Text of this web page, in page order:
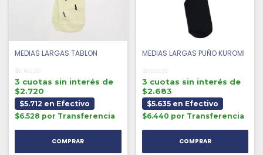
MEDIAS LARGAS TABLON
$8.160,00
3 cuotas sin interés de
$2.720
$5.712 en Efectivo
$6.528 por Transferencia
MEDIAS LARGAS PUÑO KUROMI
$8.050,00
3 cuotas sin interés de
$2.683
$5.635 en Efectivo
$6.440 por Transferencia